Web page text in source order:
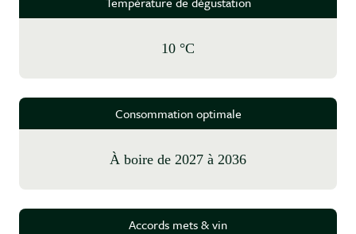
10 °C
Consommation optimale
à boire de 2027 à 2036
Accords mets & vin